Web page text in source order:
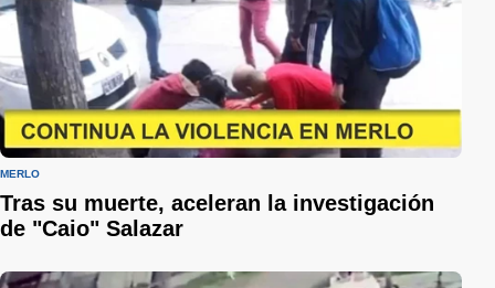
MERLO
Tras su muerte, aceleran la investigación
de "Caio" Salazar